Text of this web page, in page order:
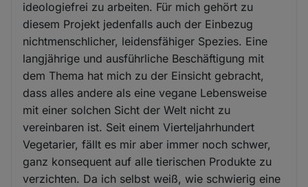
ideologiefrei zu arbeiten. Für mich gehört zu
diesem Projekt jedenfalls auch der Einbezug
nichtmenschlicher, leidensfähiger Spezies. Eine
langjährige und ausführliche Beschäftigung mit
dem Thema hat mich zu der Einsicht gebracht,
dass alles andere als eine vegane Lebensweise
mit einer solchen Sicht der Welt nicht zu
vereinbaren ist. Seit einem Vierteljahrhundert
Vegetarier, fällt es mir aber immer noch schwer,
ganz konsequent auf alle tierischen Produkte zu
verzichten. Da ich selbst weiß, wie schwierig eine